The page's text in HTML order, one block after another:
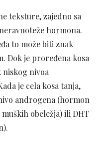
teksture, zajedno sa
hormona.
to može biti znak
Dok je proređena kosa
niskog nivoa
je cela kosa tanja,
androgena (hormon
obeležja) ili DHT